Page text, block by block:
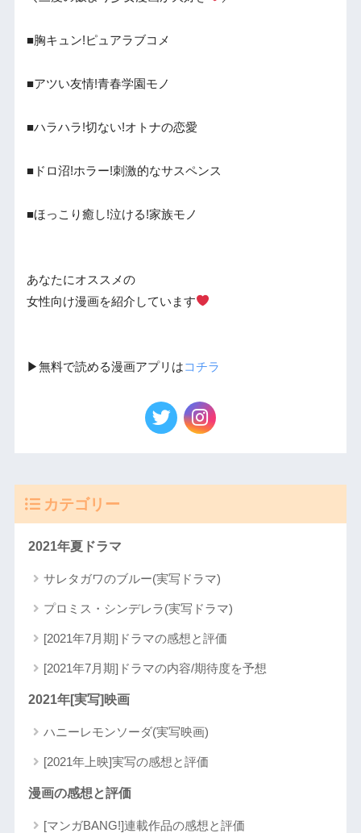
■胸キュン!ピュアラブコメ
■アツい友情!青春学園モノ
■ハラハラ!切ない!オトナの恋愛
■ドロ沼!ホラー!刺激的なサスペンス
■ほっこり癒し!泣ける!家族モノ
あなたにオススメの
女性向け漫画を紹介しています
▶︎無料で読める漫画アプリはコチラ
カテゴリー
2021年夏ドラマ
サレタガワのブルー(実写ドラマ)
プロミス・シンデレラ(実写ドラマ)
[2021年7月期]ドラマの感想と評価
[2021年7月期]ドラマの内容/期待度を予想
2021年[実写]映画
ハニーレモンソーダ(実写映画)
[2021年上映]実写の感想と評価
漫画の感想と評価
[マンガBANG!]連載作品の感想と評価